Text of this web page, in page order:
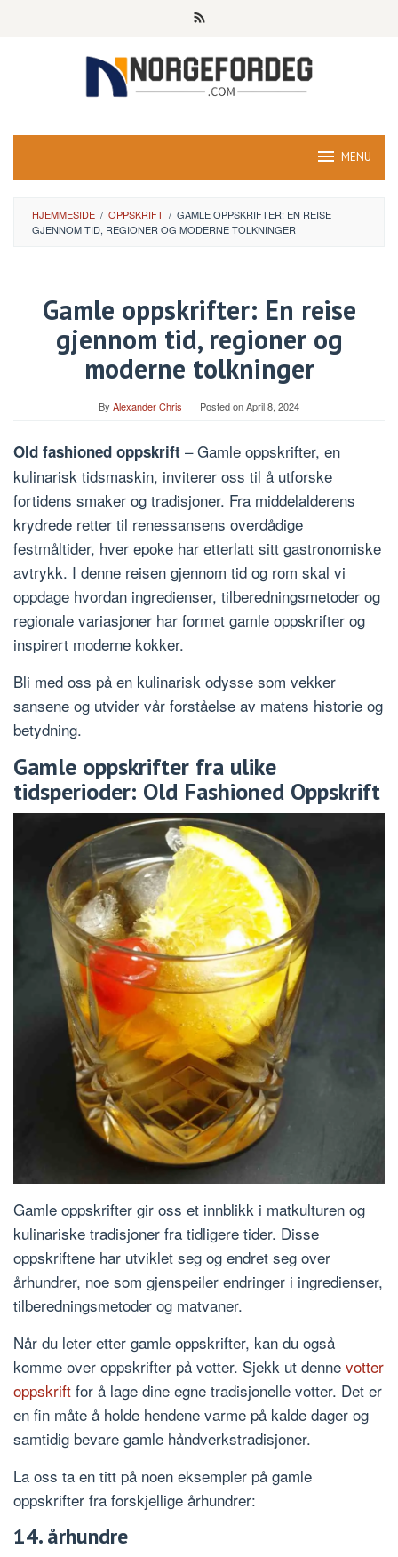
MENU
HJEMMESIDE / OPPSKRIFT / GAMLE OPPSKRIFTER: EN REISE
GJENNOM TID, REGIONER OG MODERNE TOLKNINGER
Gamle oppskrifter: En reise
gjennom tid, regioner og
moderne tolkninger
By Alexander Chris Posted onApril 8, 2024
Old fashioned oppskrift – Gamle oppskrifter, en
kulinarisk tidsmaskin, inviterer oss til å utforske
fortidens smaker og tradisjoner. Fra middelalderens
krydrede retter til renessansens overdådige
festmåltider, hver epoke har etterlatt sitt gastronomiske
avtrykk. I denne reisen gjennom tid og rom skal vi
oppdage hvordan ingredienser, tilberedningsmetoder og
regionale variasjoner har formet gamle oppskrifter og
inspirert moderne kokker.
Bli med oss på en kulinarisk odysse som vekker
sansene og utvider vår forståelse av matens historie og
betydning.
Gamle oppskrifter fra ulike
tidsperioder: Old Fashioned Oppskrift
Gamle oppskrifter gir oss et innblikk i matkulturen og
kulinariske tradisjoner fra tidligere tider. Disse
oppskriftene har utviklet seg og endret seg over
århundrer, noe som gjenspeiler endringer i ingredienser,
tilberedningsmetoder og matvaner.
Når du leter etter gamle oppskrifter, kan du også
komme over oppskrifter på votter. Sjekk ut denne votter
oppskrift for å lage dine egne tradisjonelle votter. Det er
en fin måte å holde hendene varme på kalde dager og
samtidig bevare gamle håndverkstradisjoner.
La oss ta en titt på noen eksempler på gamle
oppskrifter fra forskjellige århundrer:
14. århundre